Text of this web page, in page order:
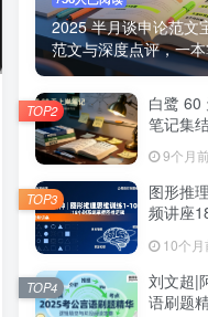
2025 半月谈申论范文
范文与深度点评，一
白鹭 60
笔记集
论思维
申论笔
大作文
9个月
TOP2
图形推
频讲座
题10个月
TOP3
刘文超|
语刷题
TOP4